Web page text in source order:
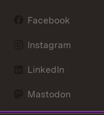
Facebook
Instagram
LinkedIn
Mastodon